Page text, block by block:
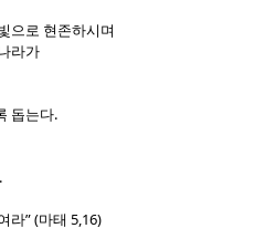
으로 현존하시며
라가
돕는다.
.
라” (마태5,16)